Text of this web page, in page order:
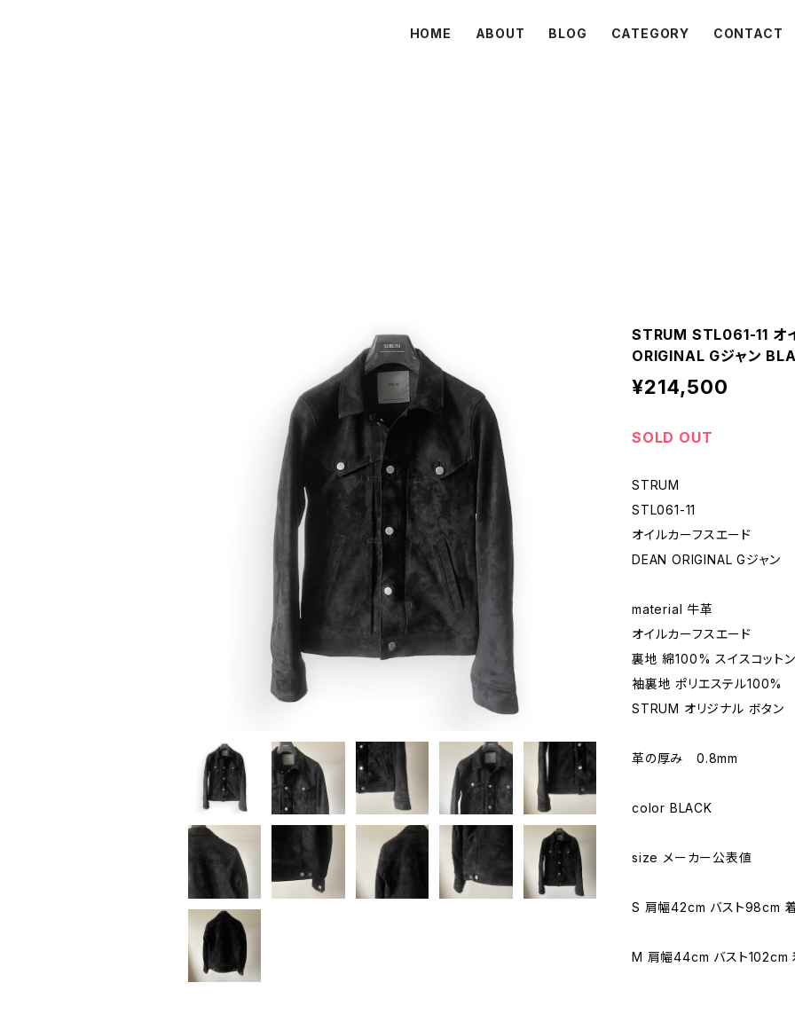
HOME ABOUT BLOG CATEGORY CONTACT
STRUM STL061-11 オ
ORIGINAL Gジャン
¥214,500
SOLD OUT
STRUM
STL061-11
オイルカーフスエード
DEAN ORIGINAL Gジャン
material 牛革
オイルカーフスエード
裏地 綿100% スイスコット
袖裏地 ポリエステル100%
STRUM オリジナル ボタン
革の厚み 0.8mm
color BLACK
size メーカー公表値
S 肩幅42cm バスト98cm
M 肩幅44cm バスト